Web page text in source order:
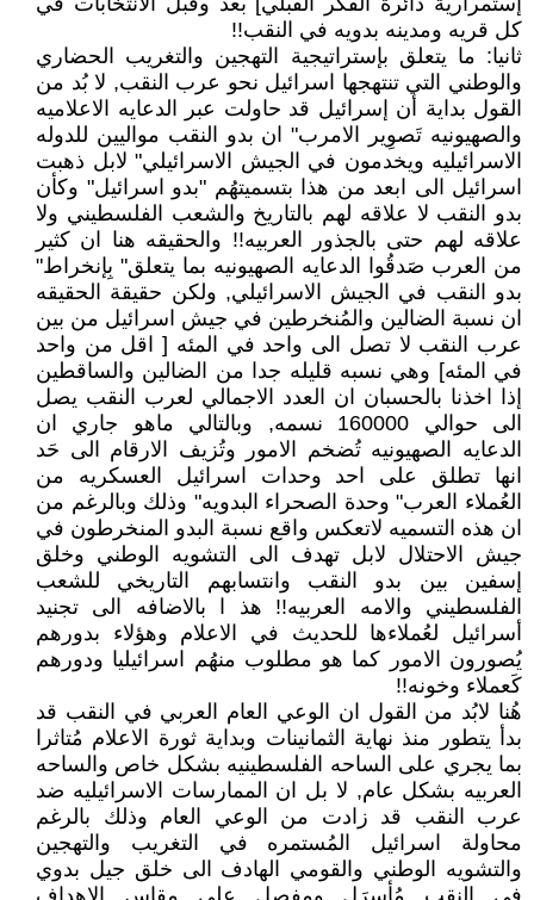
كل قريه ومدينه بدويه في النقب!!
ثانيا: ما يتعلق بإستراتيجية التهجين والتغريب الحضاري
والوطني التي تنتهجها اسرائيل نحو عرب النقب, لا بُد من
القول بداية أن إسرائيل قد حاولت عبر الدعايه الاعلاميه
والصهيونيه تَصوِير الامرب" ان بدو النقب مواليين للدوله
الاسرائيليه ويخدمون في الجيش الاسرائيلي" لابل ذهبت
اسرائيل الى ابعد من هذا بتسميتهُم "بدو اسرائيل" وكأن
بدو النقب لا علاقه لهم بالتاريخ والشعب الفلسطيني ولا
علاقه لهم حتى بالجذور العربيه!! والحقيقه هنا ان كثير
من العرب صَدقُوا الدعايه الصهيونيه بما يتعلق" بِإنخراط"
بدو النقب في الجيش الاسرائيلي, ولكن حقيقة الحقيقه
ان نسبة الضالين والمُنخرطين في جيش اسرائيل من بين
عرب النقب لا تصل الى واحد في المئه [ اقل من واحد
في المئه] وهي نسبه قليله جدا من الضالين والساقطين
إذا اخذنا بالحسبان ان العدد الاجمالي لعرب النقب يصل
الى حوالي 160000 نسمه, وبالتالي ماهو جاري ان
الدعايه الصهيونيه تُضخم الامور وتُزيف الارقام الى حَد
انها تطلق على احد وحدات اسرائيل العسكريه من
العُملاء العرب" وحدة الصحراء البدويه" وذلك وبالرغم من
ان هذه التسميه لاتعكس واقع نسبة البدو المنخرطون في
جيش الاحتلال لابل تهدف الى التشويه الوطني وخلق
إسفين بين بدو النقب وانتسابهم التاريخي للشعب
الفلسطيني والامه العربيه!! هذ ا بالاضافه الى تجنيد
أسرائيل لعُملاءها للحديث في الاعلام وهؤلاء بدورهم
يُصورون الامور كما هو مطلوب منهُم اسرائيليا ودورهم
كَعملاء وخونه!!
هُنا لابُد من القول ان الوعي العام العربي في النقب قد
بدأ يتطور منذ نهاية الثمانينات وبداية ثورة الاعلام مُتاثرا
بما يجري على الساحه الفلسطينيه بشكل خاص والساحه
العربيه بشكل عام, لا بل ان الممارسات الاسرائيليه ضد
عرب النقب قد زادت من الوعي العام وذلك بالرغم
محاولة اسرائيل المُستمره في التغريب والتهجين
والتشويه الوطني والقومي الهادف الى خلق جيل بدوي